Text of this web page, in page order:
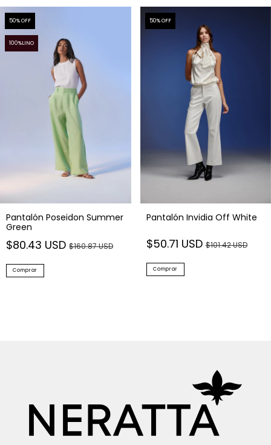
50% OFF
100%LINO
Pantalón Poseidon Summer
Green
$80.43 USD $160.87 USD
Comprar
50% OFF
Pantalón Invidia Off White
$50.71 USD$101.42 USD
Comprar